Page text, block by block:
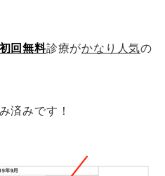
初回無料診療がかなり人気の
済みです！